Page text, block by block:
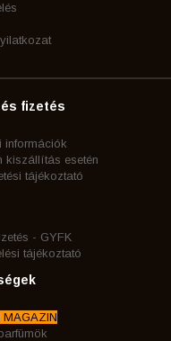
fizetés
információk
kiszállítás esetén
tájékoztató
- GYFK
tájékoztató
MAGAZIN